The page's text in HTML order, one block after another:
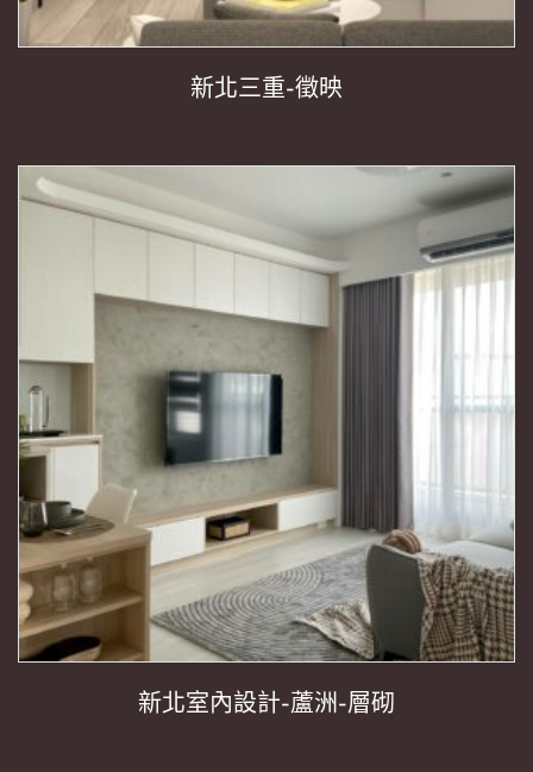
新北三重-徵映
新北室內設計-蘆洲-層砌